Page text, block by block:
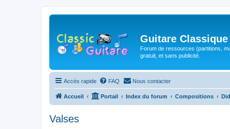
Guitare Classique
Forum de ressources (partitions,
gratuit, et sans publicité.
Accès rapide FAQ Nous contacter
Accueil Portail Index du forum Compositions
Valses